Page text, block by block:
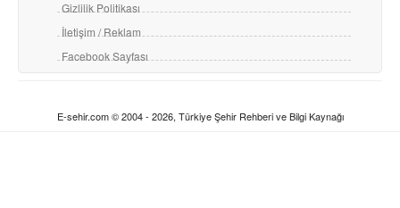
Gizlilik Politikası
İletişim / Reklam
Facebook Sayfası
E-sehir.com © 2004 - 2026, Türkiye Şehir Rehberi ve Bilgi Kaynağı